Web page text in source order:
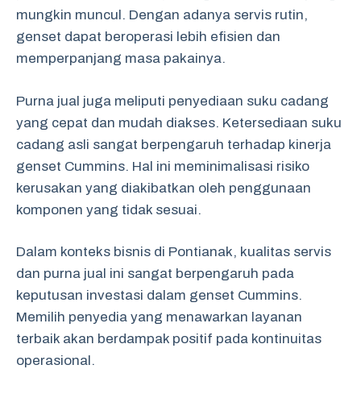
mungkin muncul. Dengan adanya servis rutin,
genset dapat beroperasi lebih efisien dan
memperpanjang masa pakainya.
Purna jual juga meliputi penyediaan suku cadang
yang cepat dan mudah diakses. Ketersediaan suku
cadang asli sangat berpengaruh terhadap kinerja
genset Cummins. Hal ini meminimalisasi risiko
kerusakan yang diakibatkan oleh penggunaan
komponen yang tidak sesuai.
Dalam konteks bisnis di Pontianak, kualitas servis
dan purna jual ini sangat berpengaruh pada
keputusan investasi dalam genset Cummins.
Memilih penyedia yang menawarkan layanan
terbaik akan berdampak positif pada kontinuitas
operasional.